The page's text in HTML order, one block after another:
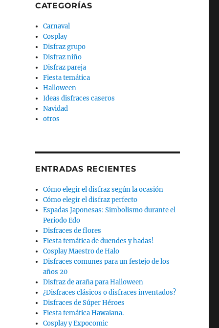
CATEGORÍAS
Carnaval
Cosplay
Disfraz grupo
Disfraz niño
Disfraz pareja
Fiesta temática
Halloween
Ideas disfraces caseros
Navidad
otros
ENTRADAS RECIENTES
Cómo elegir el disfraz según la ocasión
Cómo elegir el disfraz perfecto
Espadas Japonesas: Simbolismo durante el
Periodo Edo
Disfraces de flores
Fiesta temática de duendes y hadas!
Cosplay Maestro de Halo
Disfraces comunes para un festejo de los
años 20
Disfraz de araña para Halloween
¿Disfraces clásicos o disfraces inventados?
Disfraces de Súper Héroes
Fiesta temática Hawaiana.
Cosplay y Expocomic